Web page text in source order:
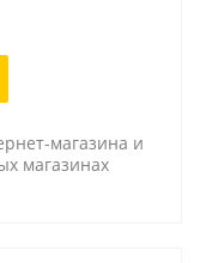
магазина и
магазинах